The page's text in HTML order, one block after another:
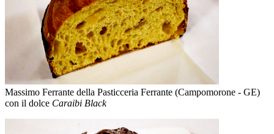
Massimo Ferrante della Pasticceria Ferrante (Campomorone - GE)
con il dolce Caraibi Black